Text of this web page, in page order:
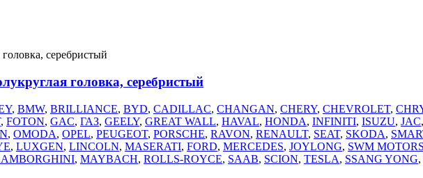
головка, серебристый
, BMW, BRILLIANCE, BYD, CADILLAC, CHANGAN, CHERY, CHEVROLET,
, FOTON, GAC, ГАЗ, GEELY, GREAT WALL, HAVAL, HONDA, INFINITI, ISUZU, JAC,
, OMODA, OPEL, PEUGEOT, PORSCHE, RAVON, RENAULT, SEAT, SKODA,
, LUXGEN, LINCOLN, MASERATI, FORD, MERCEDES, JOYLONG, SWM MOTORS
, MAYBACH, ROLLS-ROYCE, SAAB, SCION, TESLA, SSANG YONG,